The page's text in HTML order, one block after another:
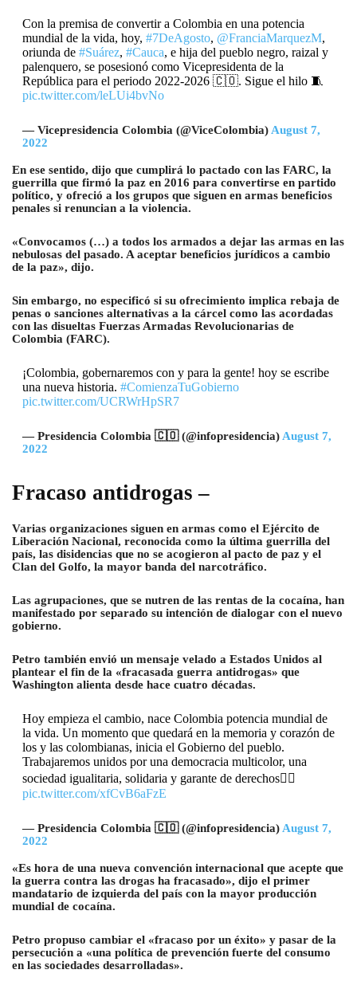
Con la premisa de convertir a Colombia en una potencia
mundial de la vida, hoy, #7DeAgosto, @FranciaMarquezM,
oriunda de #Suárez, #Cauca, e hija del pueblo negro, raizal y
palenquero, se posesionó como Vicepresidenta de la
República para el periodo 2022-2026 🇨🇴. Sigue el hilo 🧵
pic.twitter.com/leLUi4bvNo
— Vicepresidencia Colombia (@ViceColombia) August 7,
2022
En ese sentido, dijo que cumplirá lo pactado con las FARC, la
guerrilla que firmó la paz en 2016 para convertirse en partido
político, y ofreció a los grupos que siguen en armas beneficios
penales si renuncian a la violencia.
«Convocamos (…) a todos los armados a dejar las armas en las
nebulosas del pasado. A aceptar beneficios jurídicos a cambio
de la paz», dijo.
Sin embargo, no especificó si su ofrecimiento implica rebaja de
penas o sanciones alternativas a la cárcel como las acordadas
con las disueltas Fuerzas Armadas Revolucionarias de
Colombia (FARC).
¡Colombia, gobernaremos con y para la gente! hoy se escribe
una nueva historia. #ComienzaTuGobierno
pic.twitter.com/UCRWrHpSR7
— Presidencia Colombia 🇨🇴 (@infopresidencia) August 7,
2022
Fracaso antidrogas –
Varias organizaciones siguen en armas como el Ejército de
Liberación Nacional, reconocida como la última guerrilla del
país, las disidencias que no se acogieron al pacto de paz y el
Clan del Golfo, la mayor banda del narcotráfico.
Las agrupaciones, que se nutren de las rentas de la cocaína, han
manifestado por separado su intención de dialogar con el nuevo
gobierno.
Petro también envió un mensaje velado a Estados Unidos al
plantear el fin de la «fracasada guerra antidrogas» que
Washington alienta desde hace cuatro décadas.
Hoy empieza el cambio, nace Colombia potencia mundial de
la vida. Un momento que quedará en la memoria y corazón de
los y las colombianas, inicia el Gobierno del pueblo.
Trabajaremos unidos por una democracia multicolor, una
sociedad igualitaria, solidaria y garante de derechos✊🏽
pic.twitter.com/xfCvB6aFzE
— Presidencia Colombia 🇨🇴 (@infopresidencia) August 7,
2022
«Es hora de una nueva convención internacional que acepte que
la guerra contra las drogas ha fracasado», dijo el primer
mandatario de izquierda del país con la mayor producción
mundial de cocaína.
Petro propuso cambiar el «fracaso por un éxito» y pasar de la
persecución a «una política de prevención fuerte del consumo
en las sociedades desarrolladas».